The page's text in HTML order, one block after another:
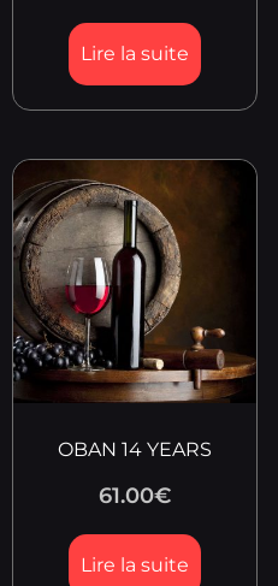
Lire la suite
OBAN 14 YEARS
61.00€
Lire la suite